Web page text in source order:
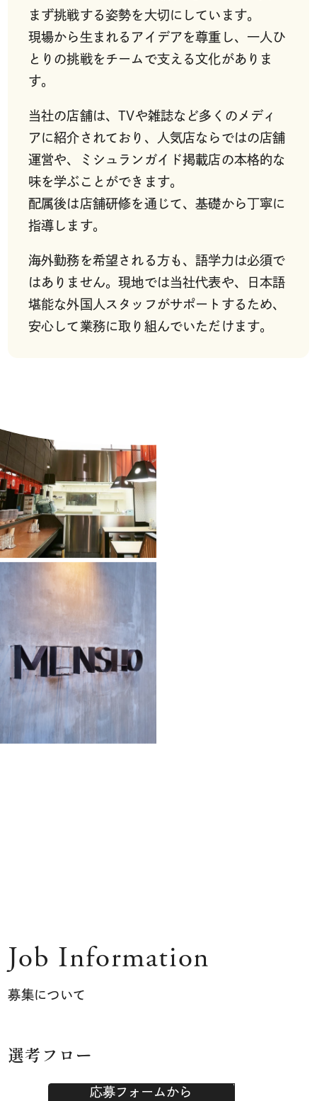
まず挑戦する姿勢を大切にしています。
現場から生まれるアイデアを尊重し、一人ひ
とりの挑戦をチームで支える文化がありま
す。
当社の店舗は、TVや雑誌など多くのメディ
アに紹介されており、人気店ならではの店舗
運営や、ミシュランガイド掲載店の本格的な
味を学ぶことができます。
配属後は店舗研修を通じて、基礎から丁寧に
指導します。
海外勤務を希望される方も、語学力は必須で
はありません。現地では当社代表や、日本語
堪能な外国人スタッフがサポートするため、
安心して業務に取り組んでいただけます。
Job Information
募集について
選考フロー
応募フォームから